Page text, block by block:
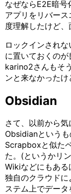
なぜならE2E暗号
アプリをリバー
度理解したけど、
ロックインされ
に置いておくのが
karino2さんもそ
ンと来なかったけ
Obsidian
さて、以前から
Obsidianというも
Scrapboxと似た
た。(というかリ
Wikiなどにもある
独自のクラウド
ステム上でデータ